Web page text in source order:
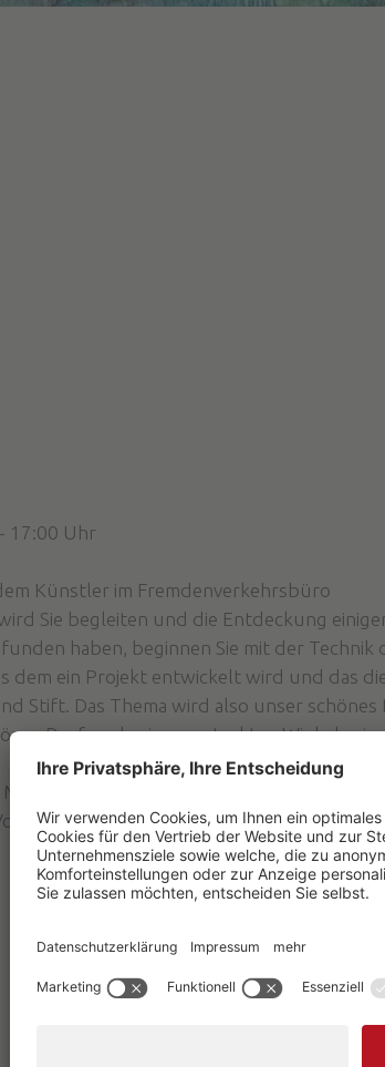
17:00 Uhr
Künstler im Fremdenverkehrsbüro
Sie begleiten und die Entdeckung
haben, beginnen Sie mit der Technik
dem ein Projekt entwickelt wird und das
Stift. Das Thema wird also unser
Dorf und seine versteckten Winkel
Material mitbringen, werden Papier und
im Tourismusbüro von Arabba